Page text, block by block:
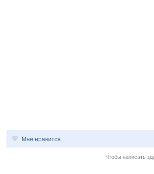
Мне нравится
Чтобы написать